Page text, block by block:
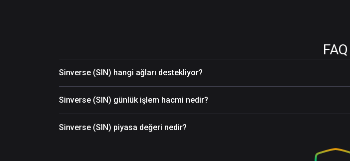
FAQ
Sinverse (SIN) hangi ağları destekliyor?
Sinverse (SIN) günlük işlem hacmi nedir?
Sinverse (SIN) piyasa değeri nedir?